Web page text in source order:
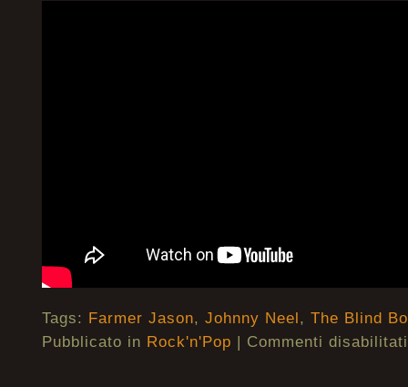
Tags: Farmer Jason, Johnny Neel, The Blind
Pubblicato in Rock'n'Pop | Commenti disabilitati